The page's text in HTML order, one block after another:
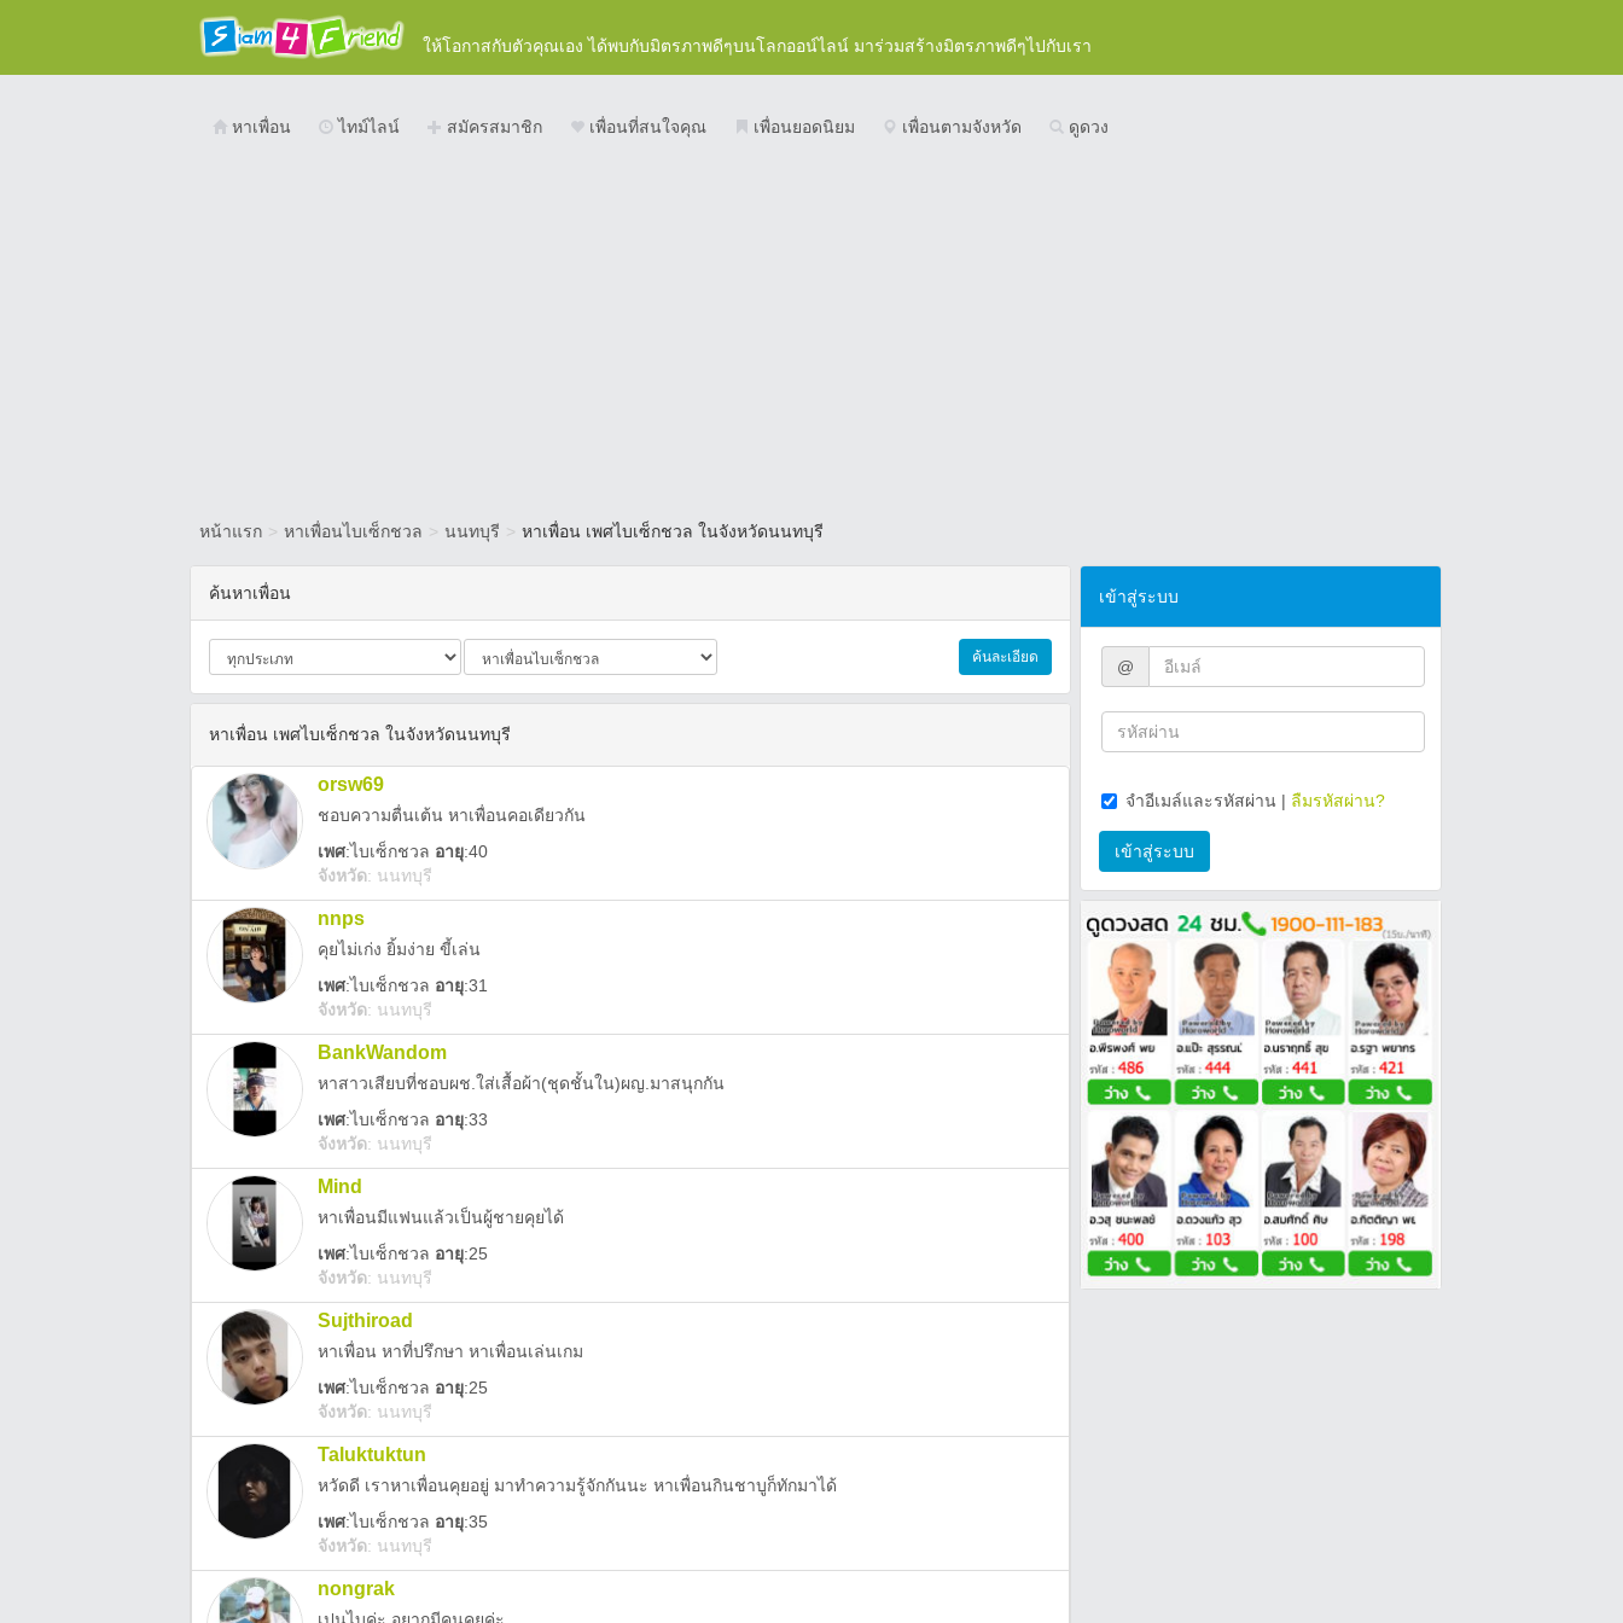
ให้โอกาสกับตัวคุณเอง ได้พบกับมิตรภาพดีๆบนโลกออน์ไลน์ มาร่วมสร้างมิตรภาพดีๆไปกับเรา
หาเพื่อน ไทม์ไลน์ สมัครสมาชิก เพื่อนที่สนใจคุณ เพื่อนยอดนิยม เพื่อนตามจังหวัด ดูดวง
หน้าแรก > หาเพื่อนไบเซ็กชวล > นนทบุรี > หาเพื่อน เพศไบเซ็กชวล ในจังหวัดนนทบุรี
ค้นหาเพื่อน
ค้นละเอียด
หาเพื่อน เพศไบเซ็กชวล ในจังหวัดนนทบุรี
orsw69
ชอบความตื่นเต้น หาเพื่อนคอเดียวกัน
เพศ:ไบเซ็กชวล อายุ:40
จังหวัด: นนทบุรี
nnps
คุยไม่เก่ง ยิ้มง่าย ขี้เล่น
เพศ:ไบเซ็กชวล อายุ:31
จังหวัด: นนทบุรี
BankWandom
หาสาวเสียบที่ชอบผช.ใส่เสื้อผ้า(ชุดชั้นใน)ผญ.มาสนุกกัน
เพศ:ไบเซ็กชวล อายุ:33
จังหวัด: นนทบุรี
Mind
หาเพื่อนมีแฟนแล้วเป็นผู้ชายคุยได้
เพศ:ไบเซ็กชวล อายุ:25
จังหวัด: นนทบุรี
Sujthiroad
หาเพื่อน หาที่ปรึกษา หาเพื่อนเล่นเกม
เพศ:ไบเซ็กชวล อายุ:25
จังหวัด: นนทบุรี
Taluktuktun
หวัดดี เราหาเพื่อนคุยอยู่ มาทำความรู้จักกันนะ หาเพื่อนกินชาบูก็ทักมาได้
เพศ:ไบเซ็กชวล อายุ:35
จังหวัด: นนทบุรี
nongrak
เข้าสู่ระบบ
@
จำอีเมล์และรหัสผ่าน | ลืมรหัสผ่าน?
เข้าสู่ระบบ